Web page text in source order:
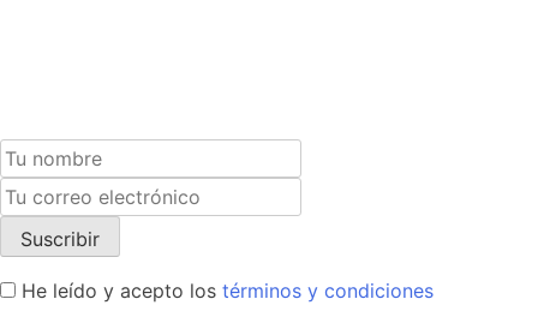
He leído y acepto los términos y condiciones